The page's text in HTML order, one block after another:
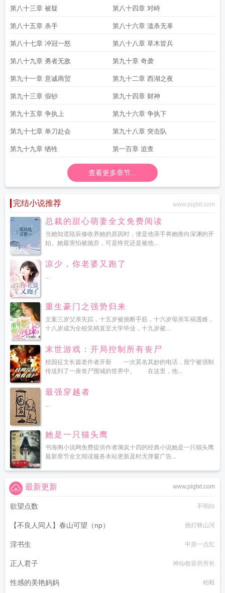
第八十三章 被疑 第八十四章 对峙
第八十五章 杀手 第八十六章 滥杀无辜
第八十七章 冲冠一怒 第八十八章 草木皆兵
第八十九章 勇者无敌 第九十章 奇袭
第九十一章 意诚商贸 第九十二章 西湖之夜
第九十三章 假钞 第九十四章 财神
第九十五章 争执上 第九十六章 争执下
第九十七章 单刀赴会 第九十八章 突击队
第九十九章 牺牲 第一百章 追查
查看更多章节...
完结小说推荐 www.pigtxt.com
总裁的甜心萌妻全文免费阅读
当她知道陆辰修收养她的原因时，便是他亲手将她推向深渊的开
始。她最害怕被抛弃，可是终究还是被他...
凉少，你老婆又跑了
...
重生豪门之强势归来
文案三岁父亲失踪，十五岁被挑断手筋，十六岁母亲车祸遇难，
十八岁成为全校笑柄直至大学毕业，十九岁被...
末世游戏：开局控制所有丧尸
校园征文长篇老作者开新 一次莫名其妙的电话，殷宁被强制
传送到了一座丧尸围城的世界中。 在这里，他...
最强穿越者
...
她是一只猫头鹰
书海阁小说网免费提供作者漪岚十四的经典小说她是一只猫头鹰
最新章节全文阅读服务本站更新及时无弹窗广告...
www.pigtxt.com
最新更新
欲望点数 不明白
【不良人同人】春山可望（np） 挑灯映山河
淫书生 中原一点红
正人君子 神仙收容所所长
性感的美艳妈妈 柏毅